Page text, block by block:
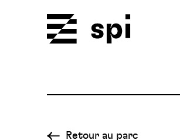
Retour au parc